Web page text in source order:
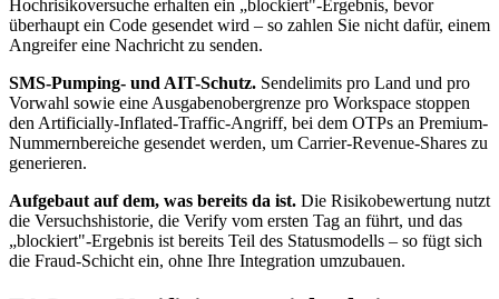
Hochrisikoversuche erhalten ein „blockiert"-Ergebnis, bevor
überhaupt ein Code gesendet wird – so zahlen Sie nicht dafür, einem
Angreifer eine Nachricht zu senden.
SMS-Pumping- und AIT-Schutz. Sendelimits pro Land und pro
Vorwahl sowie eine Ausgabenobergrenze pro Workspace stoppen
den Artificially-Inflated-Traffic-Angriff, bei dem OTPs an Premium-
Nummernbereiche gesendet werden, um Carrier-Revenue-Shares zu
generieren.
Aufgebaut auf dem, was bereits da ist. Die Risikobewertung nutzt
die Versuchshistorie, die Verify vom ersten Tag an führt, und das
„blockiert"-Ergebnis ist bereits Teil des Statusmodells – so fügt sich
die Fraud-Schicht ein, ohne Ihre Integration umzubauen.